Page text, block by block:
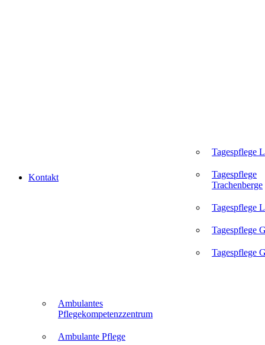
Kontakt
Ambulantes
Pflegekompetenzzentrum
Ambulante Pflege
Tagespflege
Tagespflege
Trachenberge
Tagespflege
Tagespflege
Tagespflege